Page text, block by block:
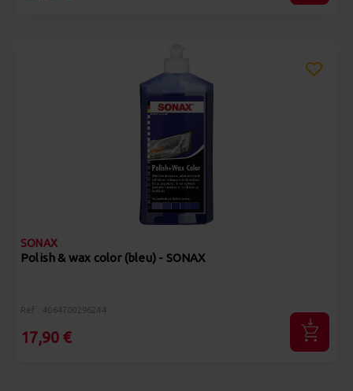
SONAX
Polish & wax color (bleu) - SONAX
Réf : 4064700296244
17,90 €